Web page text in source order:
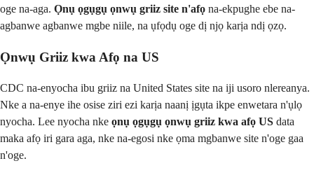
oge na-aga. Ọnụ ọgụgụ ọnwụ griiz site n'afọ na-ekpughe ebe na-
agbanwe agbanwe mgbe niile, na ụfọdụ oge dị njọ karịa ndị ọzọ.
Ọnwụ Griiz kwa Afọ na US
CDC na-enyocha ibu griiz na United States site na iji usoro nlereanya.
Nke a na-enye ihe osise ziri ezi karịa naanị ịgụta ikpe enwetara n'ụlọ
nyocha. Lee nyocha nke ọnụ ọgụgụ ọnwụ griiz kwa afọ US data
maka afọ iri gara aga, nke na-egosi nke ọma mgbanwe site n'oge gaa
n'oge.